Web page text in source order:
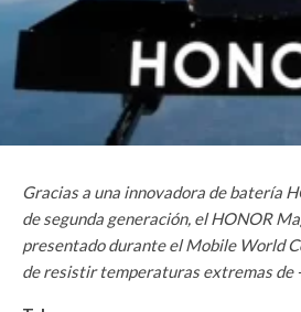
Gracias a una innovadora de batería
de segunda generación, el HONOR
presentado durante el Mobile World
de resistir temperaturas extremas de